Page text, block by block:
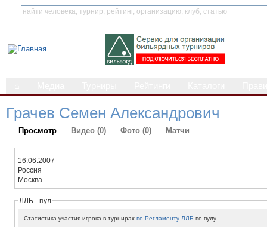
Грачев Семен Александрович
Просмотр Видео (0) Фото (0) Матчи
-
16.06.2007
Россия
Москва
ЛЛБ - пул
Статистика участия игрока в турнирахпо Регламенту ЛЛБ по пулу.